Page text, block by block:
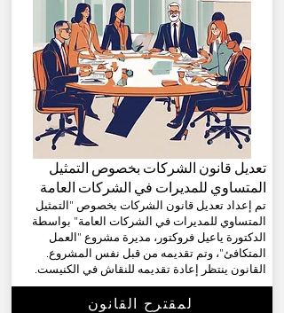
تعديل قانون الشركات بخصوص التمثيل
المتساوي للمديرات في الشركات العامة
تم إعداد تعديل قانون الشركات بخصوص "التمثيل
المتساوي للمديرات في الشركات العامة" بواسطة
الدكتورة ياعيل فروكتور، مديرة مشروع "العمل
المتكافئ"، وتم تقديمه من قبل نفس المشروع.
القانون ينتظر إعادة تقديمه للنقاش في الكنيست.
لمقترح القانون